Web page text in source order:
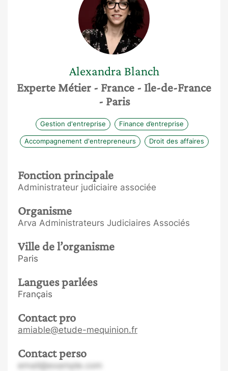
Alexandra Blanch
Experte Métier - France - Ile-de-France
- Paris
Gestion d'entreprise Finance d’entreprise
Accompagnement d'entrepreneurs Droit des affaires
Fonction principale
Administrateur judiciaire associée
Organisme
Arva Administrateurs Judiciaires Associés
Ville de l’organisme
Paris
Langues parlées
Français
Contact pro
amiable@etude-mequinion.fr
Contact perso
email@example.com